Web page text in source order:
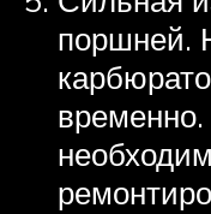
поршней.